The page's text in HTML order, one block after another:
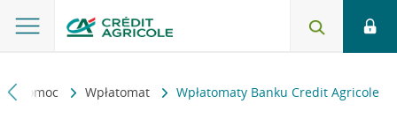
i pomoc Wpłatomat Wpłatomaty Banku Credit Agricole